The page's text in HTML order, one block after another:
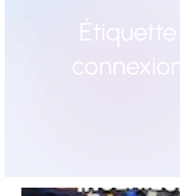
Étiquette :
connexions